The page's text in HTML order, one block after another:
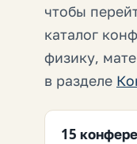
чтобы
каталог
физику,
в разделе
15